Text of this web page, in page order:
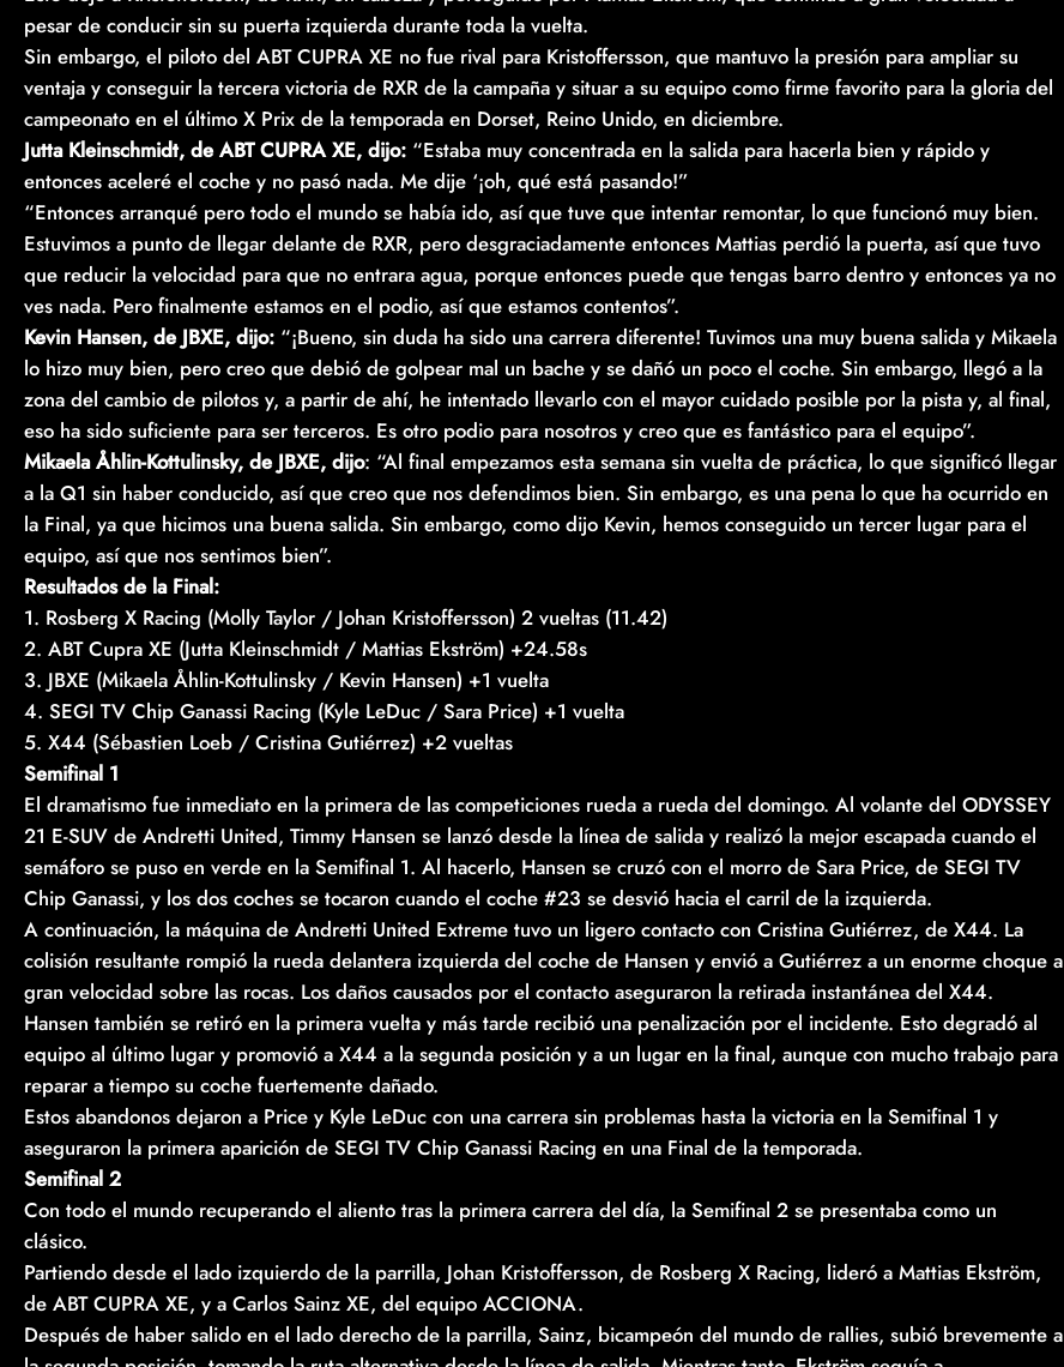
pesar de conducir sin su puerta izquierda durante toda la vuelta.
Sin embargo, el piloto del ABT CUPRA XE no fue rival para Kristoffersson, que mantuvo la presión para ampliar su
ventaja y conseguir la tercera victoria de RXR de la campaña y situar a su equipo como firme favorito para la gloria del
campeonato en el último X Prix de la temporada en Dorset, Reino Unido, en diciembre.
Jutta Kleinschmidt, de ABT CUPRA XE, dijo: “Estaba muy concentrada en la salida para hacerla bien y rápido y
entonces aceleré el coche y no pasó nada. Me dije ‘¡oh, qué está pasando!”
“Entonces arranqué pero todo el mundo se había ido, así que tuve que intentar remontar, lo que funcionó muy bien.
Estuvimos a punto de llegar delante de RXR, pero desgraciadamente entonces Mattias perdió la puerta, así que tuvo
que reducir la velocidad para que no entrara agua, porque entonces puede que tengas barro dentro y entonces ya no
ves nada. Pero finalmente estamos en el podio, así que estamos contentos”.
Kevin Hansen, de JBXE, dijo: “¡Bueno, sin duda ha sido una carrera diferente! Tuvimos una muy buena salida y Mikaela
lo hizo muy bien, pero creo que debió de golpear mal un bache y se dañó un poco el coche. Sin embargo, llegó a la
zona del cambio de pilotos y, a partir de ahí, he intentado llevarlo con el mayor cuidado posible por la pista y, al final,
eso ha sido suficiente para ser terceros. Es otro podio para nosotros y creo que es fantástico para el equipo”.
Mikaela Åhlin-Kottulinsky, de JBXE, dijo: “Al final empezamos esta semana sin vuelta de práctica, lo que significó llegar
a la Q1 sin haber conducido, así que creo que nos defendimos bien. Sin embargo, es una pena lo que ha ocurrido en
la Final, ya que hicimos una buena salida. Sin embargo, como dijo Kevin, hemos conseguido un tercer lugar para el
equipo, así que nos sentimos bien”.
Resultados de la Final:
1. Rosberg X Racing (Molly Taylor / Johan Kristoffersson) 2 vueltas (11.42)
2. ABT Cupra XE (Jutta Kleinschmidt / Mattias Ekström) +24.58s
3. JBXE (Mikaela Åhlin-Kottulinsky / Kevin Hansen) +1 vuelta
4. SEGI TV Chip Ganassi Racing (Kyle LeDuc / Sara Price) +1 vuelta
5. X44 (Sébastien Loeb / Cristina Gutiérrez) +2 vueltas
Semifinal 1
El dramatismo fue inmediato en la primera de las competiciones rueda a rueda del domingo. Al volante del ODYSSEY
21 E-SUV de Andretti United, Timmy Hansen se lanzó desde la línea de salida y realizó la mejor escapada cuando el
semáforo se puso en verde en la Semifinal 1. Al hacerlo, Hansen se cruzó con el morro de Sara Price, de SEGI TV
Chip Ganassi, y los dos coches se tocaron cuando el coche #23 se desvió hacia el carril de la izquierda.
A continuación, la máquina de Andretti United Extreme tuvo un ligero contacto con Cristina Gutiérrez, de X44. La
colisión resultante rompió la rueda delantera izquierda del coche de Hansen y envió a Gutiérrez a un enorme choque a
gran velocidad sobre las rocas. Los daños causados por el contacto aseguraron la retirada instantánea del X44.
Hansen también se retiró en la primera vuelta y más tarde recibió una penalización por el incidente. Esto degradó al
equipo al último lugar y promovió a X44 a la segunda posición y a un lugar en la final, aunque con mucho trabajo para
reparar a tiempo su coche fuertemente dañado.
Estos abandonos dejaron a Price y Kyle LeDuc con una carrera sin problemas hasta la victoria en la Semifinal 1 y
aseguraron la primera aparición de SEGI TV Chip Ganassi Racing en una Final de la temporada.
Semifinal 2
Con todo el mundo recuperando el aliento tras la primera carrera del día, la Semifinal 2 se presentaba como un
clásico.
Partiendo desde el lado izquierdo de la parrilla, Johan Kristoffersson, de Rosberg X Racing, lideró a Mattias Ekström,
de ABT CUPRA XE, y a Carlos Sainz XE, del equipo ACCIONA.
Después de haber salido en el lado derecho de la parrilla, Sainz, bicampeón del mundo de rallies, subió brevemente a